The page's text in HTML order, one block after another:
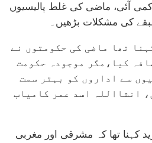
کمی آئی، ماضی کی غلط پالیسیوں
کی مشکلات بڑھیں۔
تھا ماضی کی حکومتوں نے
کیا،مگر موجودہ حکومت
سے اداروں کو بہتر سمت
انشااللہ اسد عمر کامیاب
کہنا تھا کہ مشرقی اور مغربی